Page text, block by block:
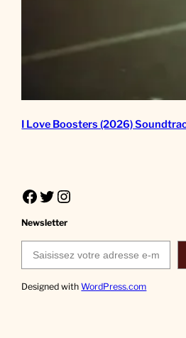
I Love Boosters (2026)
Facebook Twitter Instagram
Newsletter
Saisissez votre adresse e-mail…
Designed withWordPress.com